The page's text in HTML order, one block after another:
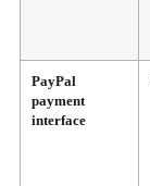
PayPal
payment
interface